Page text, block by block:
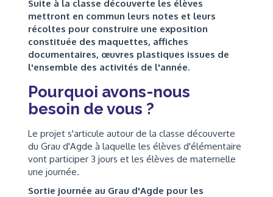
Suite à la classe découverte les élèves
mettront en commun leurs notes et leurs
récoltes pour construire une exposition
constituée des maquettes, affiches
documentaires, œuvres plastiques issues de
l'ensemble des activités de l'année.
Pourquoi avons-nous
besoin de vous ?
Le projet s'articule autour de la classe découverte
du Grau d'Agde à laquelle les élèves d'élémentaire
vont participer 3 jours et les élèves de maternelle
une journée.
Sortie journée au Grau d'Agde pour les